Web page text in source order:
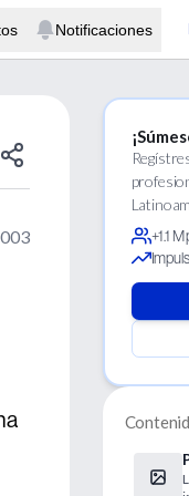
Notificaciones
+1.1